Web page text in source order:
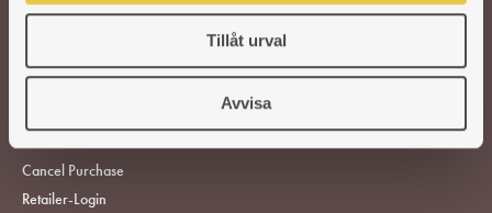
Tillåt urval
Avvisa
FIND RETAILERS
CUSTOMER SERVICE
Cancel Purchase
Retailer-Login